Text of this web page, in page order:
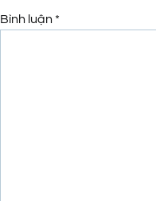
Bình luận *